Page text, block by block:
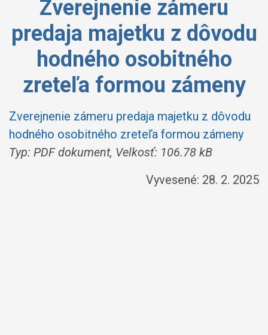
Zverejnenie zámeru
predaja majetku z dôvodu
hodného osobitného
zreteľa formou zámeny
Zverejnenie zámeru predaja majetku z dôvodu
hodného osobitného zreteľa formou zámeny
Typ: PDF dokument, Velkosť: 106.78 kB
Vyvesené: 28. 2. 2025